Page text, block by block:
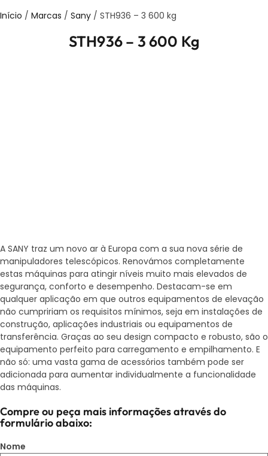
Início / Marcas / Sany / STH936 – 3 600 kg
STH936 – 3 600 Kg
A SANY traz um novo ar à Europa com a sua nova série de
manipuladores telescópicos. Renovámos completamente
estas máquinas para atingir níveis muito mais elevados de
segurança, conforto e desempenho. Destacam-se em
qualquer aplicação em que outros equipamentos de elevação
não cumpririam os requisitos mínimos, seja em instalações de
construção, aplicações industriais ou equipamentos de
transferência. Graças ao seu design compacto e robusto, são o
equipamento perfeito para carregamento e empilhamento. E
não só: uma vasta gama de acessórios também pode ser
adicionada para aumentar individualmente a funcionalidade
das máquinas.
Compre ou peça mais informações através do
formulário abaixo:
Nome